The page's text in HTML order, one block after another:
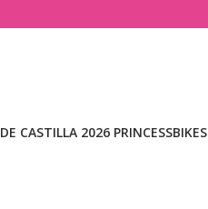
CASTILLA 2026 PRINCESSBIKES